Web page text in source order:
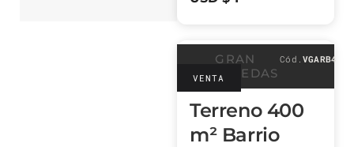
GRAN
ARBOLEDAS
Cód.VGARB4
VENTA
Terreno 400
m² Barrio